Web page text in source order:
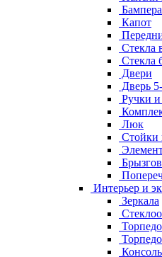
Бампера
Капот
Стекла
Стекла
Двери
Дверь
Ручки и
Люк
Стойки
Интерьер и
Зеркала
Торпедо